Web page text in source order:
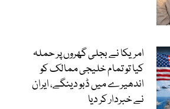
امریکا نے بجلی گھروں پر حملہ
کیا تو تمام خلیجی ممالک کو
اندھیرے میں ڈبو دینگے، ایران
نے خبردار کر دیا